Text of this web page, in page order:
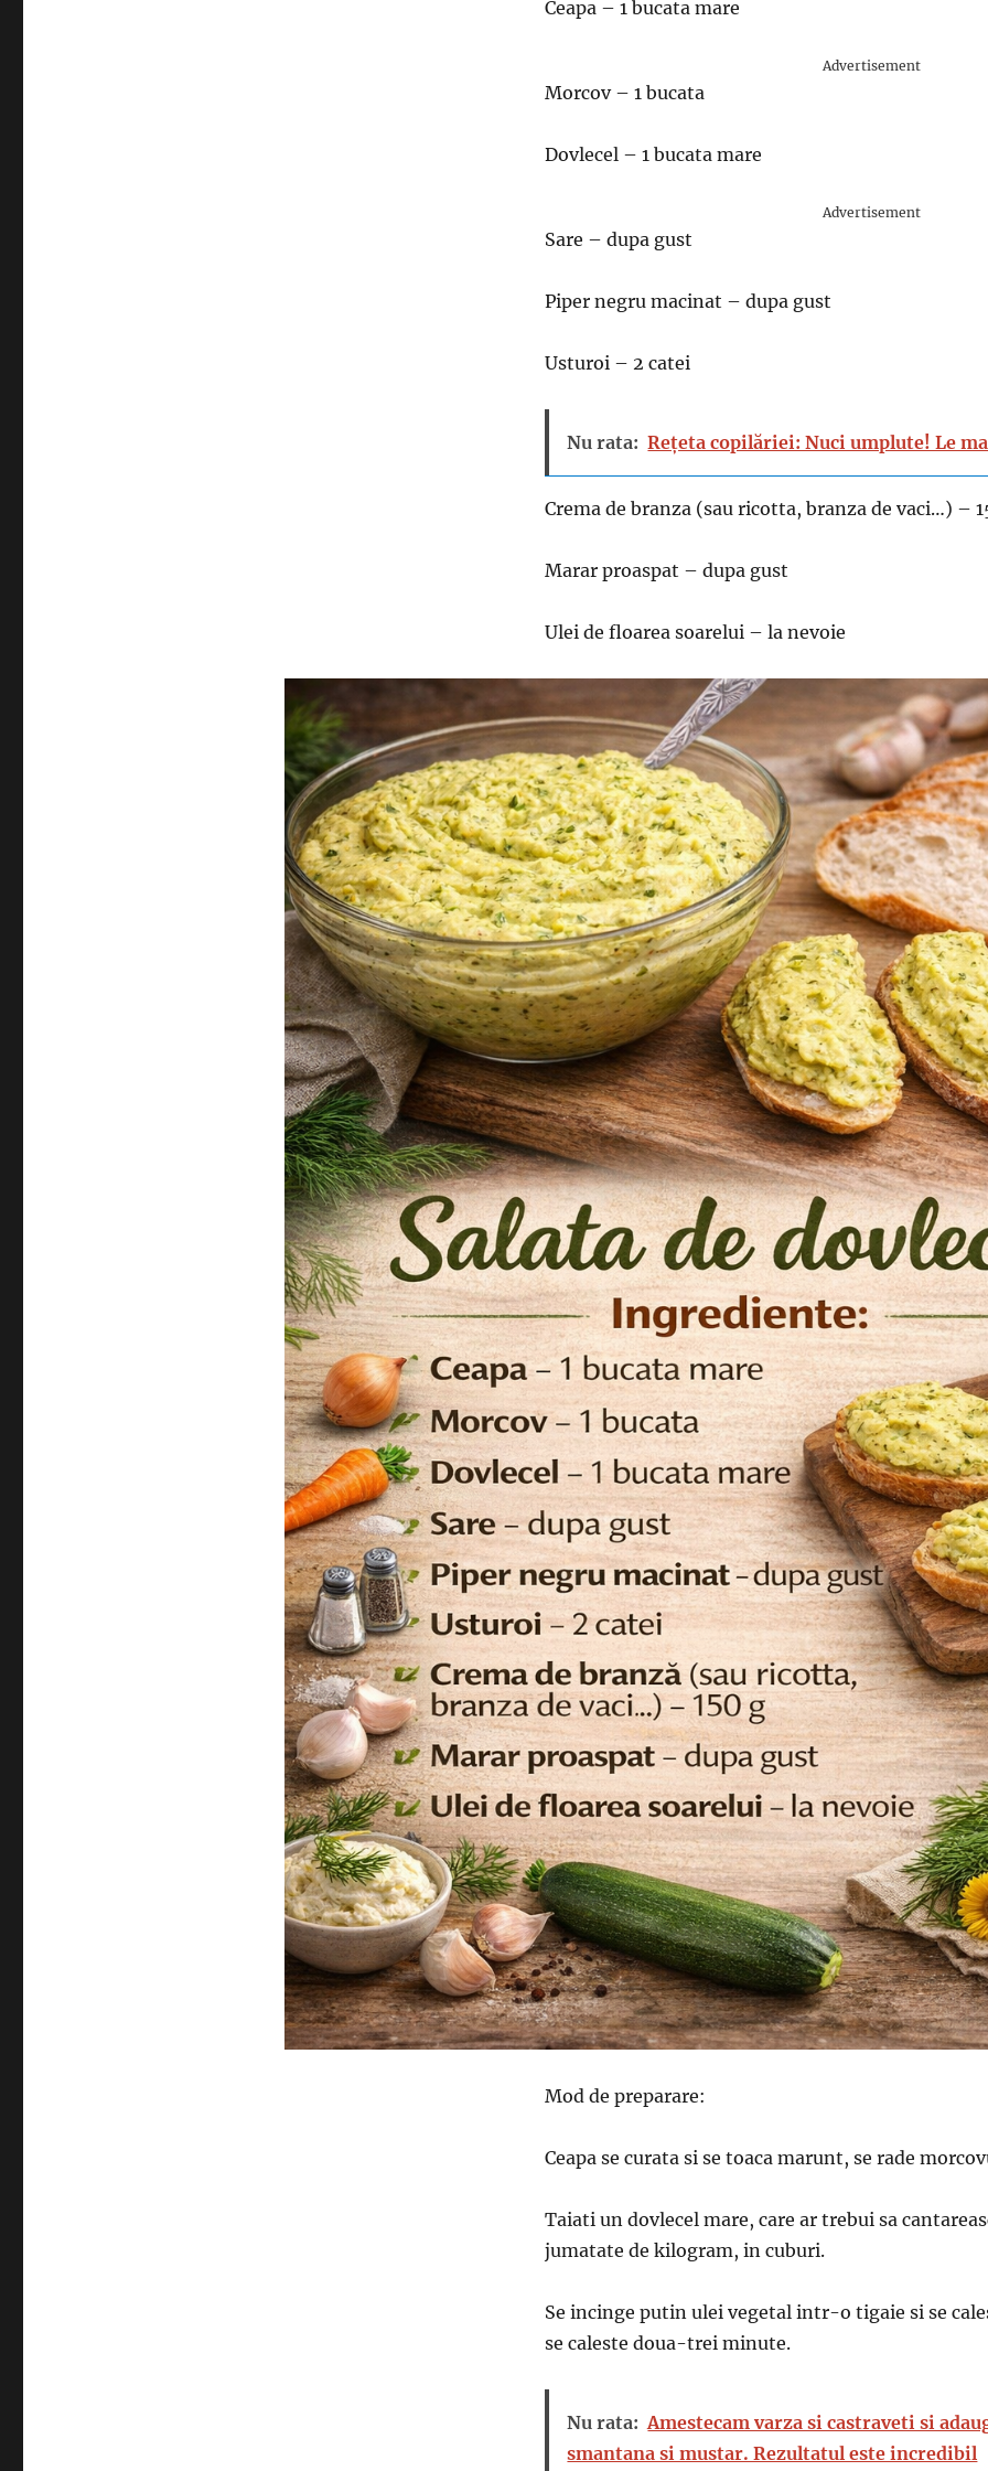
Ceapa – 1 bucata mare
Advertisement
Morcov – 1 bucata
Dovlecel – 1 bucata mare
Advertisement
Sare – dupa gust
Piper negru macinat – dupa gust
Usturoi – 2 catei
Nu rata: Rețeta copilăriei: Nuci umplute! Le
Crema de branza (sau ricotta, branza de vaci…) –
Marar proaspat – dupa gust
Ulei de floarea soarelui – la nevoie
Mod de preparare:
Ceapa se curata si se toaca marunt, se rade
Taiati un dovlecel mare, care ar trebui sa
jumatate de kilogram, in cuburi.
Se incinge putin ulei vegetal intr-o tigaie si se
se caleste doua-trei minute.
Nu rata: Amestecam varza si castraveti si
smantana si mustar. Rezultatul este incredibil